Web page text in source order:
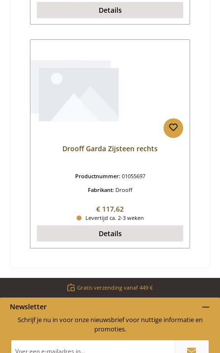
Details
Drooff Garda Zijsteen rechts
Productnummer: 01055697
Fabrikant: Drooff
Normale prijs:
€ 117,62
Levertijd ca. 2-3 weken
Details
Gratis verzending vanaf 449 €
Newsletter
Schrijf je nu in voor onze nieuwsbrief voor nuttige informatie en
promoties.